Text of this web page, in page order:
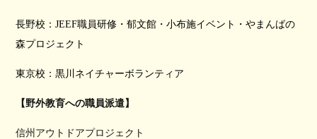
長野校：JEEF職員研修・郁文館・小布施イベント・やまんばの
森プロジェクト
東京校：黒川ネイチャーボランティア
【野外教育への職員派遣】
信州アウトドアプロジェクト